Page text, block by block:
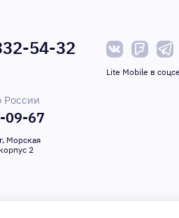
54-32
России
09-67
Морская
2
Lite Mobile в
изменений в программное